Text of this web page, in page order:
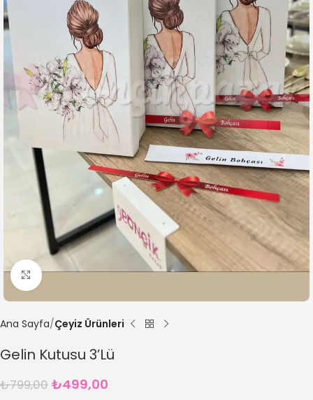
Büyütmek için tıklayın
Ana Sayfa Çeyiz Ürünleri
Gelin Kutusu 3’Lü
₺799,00 ₺499,00